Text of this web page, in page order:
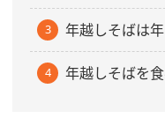
年越しそばは
年越しそばを